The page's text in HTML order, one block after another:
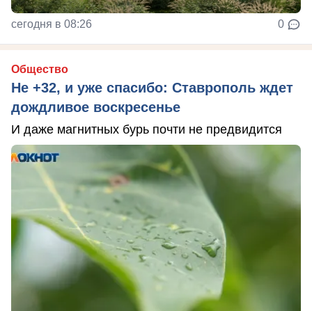
сегодня в 08:26 0
Общество
Не +32, и уже спасибо: Ставрополь ждет
дождливое воскресенье
И даже магнитных бурь почти не предвидится